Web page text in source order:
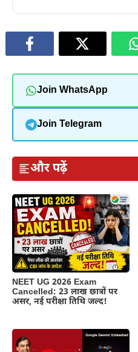
Join WhatsApp
Join Telegram
और पढ़ें
NEET UG 2026 Exam
Cancelled: 23 लाख छात्रों पर
असर, नई परीक्षा तिथि जल्द!